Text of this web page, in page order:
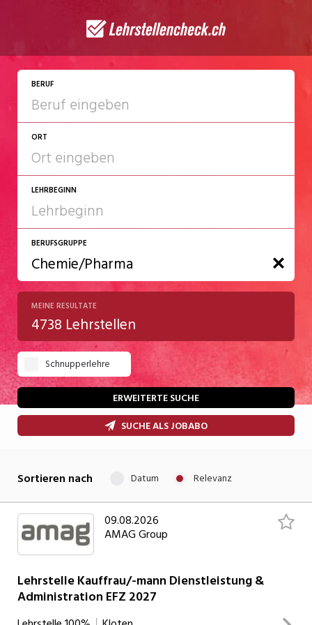
BERUF
ORT
LEHRBEGINN
2027
2028
BERUFSGRUPPE
Chemie/Pharma
Gastgewerbe
Gesundheit/Pflege/Soziales
Handwerk/Technik
Informatik/Telco
Nahrung
Natur
Verkehr/Logistik
MEINE RESULTATE
4738 Lehrstellen
Schnupperlehre
ERWEITERTE SUCHE
SUCHE ALS JOBABO
Sortieren nach Datum Relevanz
09.08.2026
AMAG Group
Lehrstelle Kauffrau/-mann Dienstleistung &
Administration EFZ 2027